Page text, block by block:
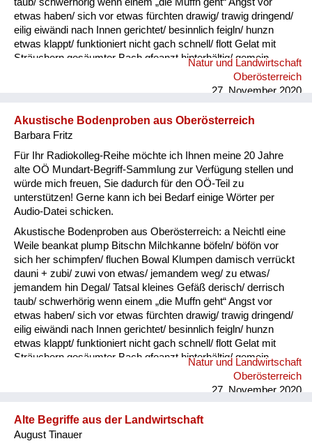
etwas haben/ sich vor etwas fürchten drawig/ trawig dringend/
eilig eiwändi nach Innen gerichtet/ besinnlich feigln/ hunzn
etwas klappt/ funktioniert nicht gach schnell/ flott Gelat mit
Sträuchern gesäumter Bach gfeanzt hinterhältig/ gemein
gnauzn/ gnean jammern Goder Doppelkinn gogatzn
zwitschern griawig nett/ süß Granda Granittrog grawutisch
Bauernhofes, meistens mit Grantiplatten gschamig schüchtern
hantig bitter hawan mit großem Appetit essen heiln Unkraut
jäten hibei + hidau nahe an ...
Natur und Landwirtschaft
Oberösterreich
27. November 2020
Akustische Bodenproben aus Oberösterreich
Barbara Fritz
Für Ihr Radiokolleg-Reihe möchte ich Ihnen meine 20 Jahre
alte OÖ Mundart-Begriff-Sammlung zur Verfügung stellen und
würde mich freuen, Sie dadurch für den OÖ-Teil zu
unterstützen! Gerne kann ich bei Bedarf einige Wörter per
Audio-Datei schicken.
Akustische Bodenproben aus Oberösterreich: a Neichtl eine
Weile beankat plump Bitschn Milchkanne böfeln/ böfön vor
sich her schimpfen/ fluchen Bowal Klumpen damisch verrückt
dauni + zubi/ zuwi von etwas/ jemandem weg/ zu etwas/
jemandem hin Degal/ Tatsal kleines Gefäß derisch/ derrisch
taub/ schwerhörig wenn einem „die Muffn geht“ Angst vor
etwas haben/ sich vor etwas fürchten drawig/ trawig dringend/
eilig eiwändi nach Innen gerichtet/ besinnlich feigln/ hunzn
etwas klappt/ funktioniert nicht gach schnell/ flott Gelat mit
Sträuchern gesäumter Bach gfeanzt hinterhältig/ gemein
gnauzn/ gnean jammern Goder Doppelkinn gogatzn
zwitschern griawig nett/ süß Granda Granittrog grawutisch
Bauernhofes, meistens mit Grantiplatten gschamig schüchtern
hantig bitter hawan mit großem Appetit essen heiln Unkraut
jäten hibei + hidau nahe an ...
Natur und Landwirtschaft
Oberösterreich
27. November 2020
Alte Begriffe aus der Landwirtschaft
August Tinauer